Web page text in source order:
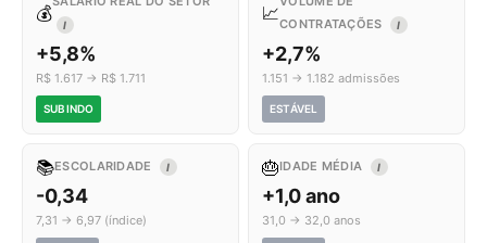
💰
I
+5,8%
R$ 1.617 → R$ 1.711
SUBINDO
📈CONTRATAÇÕES
I
+2,7%
1.151 → 1.182 admissões
ESTÁVEL
📚ESCOLARIDADE I
-0,34
7,31 → 6,97 (índice)
🎂IDADE MÉDIA I
+1,0 ano
31,0 → 32,0 anos